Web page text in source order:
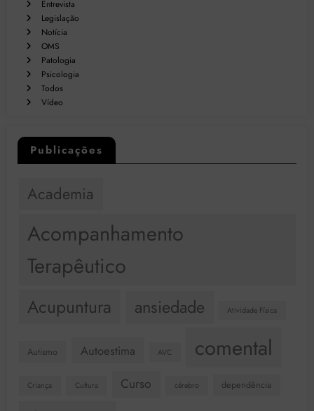
Entrevista
Legislação
Notícia
OMS
Patologia
Psicologia
Todos
Vídeo
Publicações
Academia
Acompanhamento
Terapêutico
Acupuntura ansiedade Atividade Física
Autismo Autoestima AVC comental
Criança Cultura Curso cérebro dependência